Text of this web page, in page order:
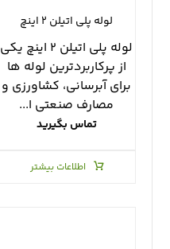
لوله پلی اتیلن ۲ اینچ
لوله پلی اتیلن ۲ اینچ یکی
از پرکاربردترین لوله ها
برای آبرسانی، کشاورزی و
مصارف صنعتی ا...
تماس بگیرید
اطلاعات بیشتر